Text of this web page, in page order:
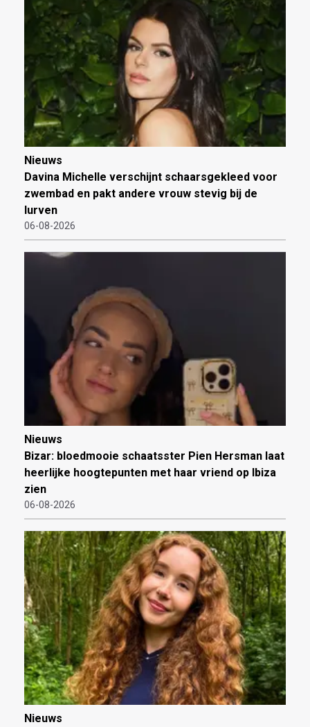
Nieuws
Davina Michelle verschijnt schaarsgekleed voor
zwembad en pakt andere vrouw stevig bij de
lurven
06-08-2026
Nieuws
Bizar: bloedmooie schaatsster Pien Hersman laat
heerlijke hoogtepunten met haar vriend op Ibiza
zien
06-08-2026
Nieuws